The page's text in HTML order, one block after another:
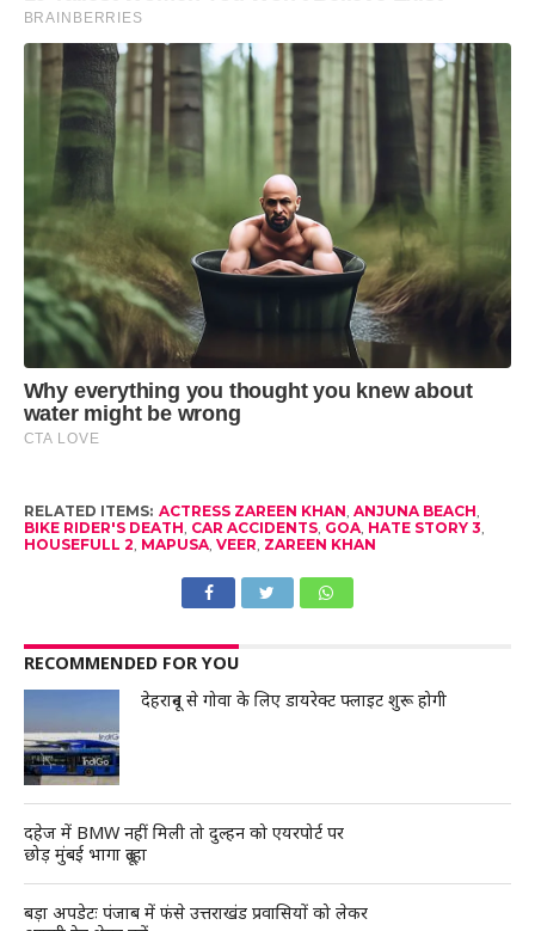
RELATED ITEMS: ACTRESS ZAREEN KHAN, ANJUNA BEACH,
BIKE RIDER'S DEATH, CAR ACCIDENTS, GOA, HATE STORY 3,
HOUSEFULL 2, MAPUSA, VEER, ZAREEN KHAN
RECOMMENDED FOR YOU
देहरादून से गोवा के लिए डायरेक्ट फ्लाइट शुरू होगी
दहेज में BMW नहीं मिली तो दुल्हन को एयरपोर्ट पर
छोड़ मुंबई भागा दूल्हा
बड़ा अपडेटः पंजाब में फंसे उत्तराखंड प्रवासियों को लेकर